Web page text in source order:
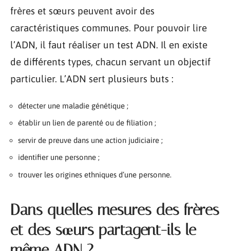
frères et sœurs peuvent avoir des
caractéristiques communes. Pour pouvoir lire
l’ADN, il faut réaliser un test ADN. Il en existe
de différents types, chacun servant un objectif
particulier. L’ADN sert plusieurs buts :
détecter une maladie génétique ;
établir un lien de parenté ou de filiation ;
servir de preuve dans une action judiciaire ;
identifier une personne ;
trouver les origines ethniques d’une personne.
Dans quelles mesures des frères
et des sœurs partagent-ils le